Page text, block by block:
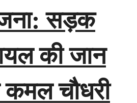
सड़क
की जान
चौधरी